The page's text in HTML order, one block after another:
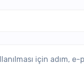
için adım,